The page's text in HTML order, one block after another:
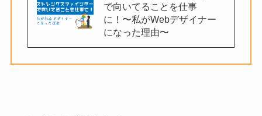
で向いてることを仕事
に！〜私がWebデザイナー
になった理由〜